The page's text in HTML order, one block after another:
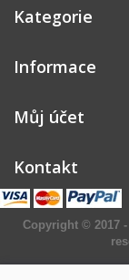
Kategorie
Informace
Můj účet
Kontakt
Copyright © 2017